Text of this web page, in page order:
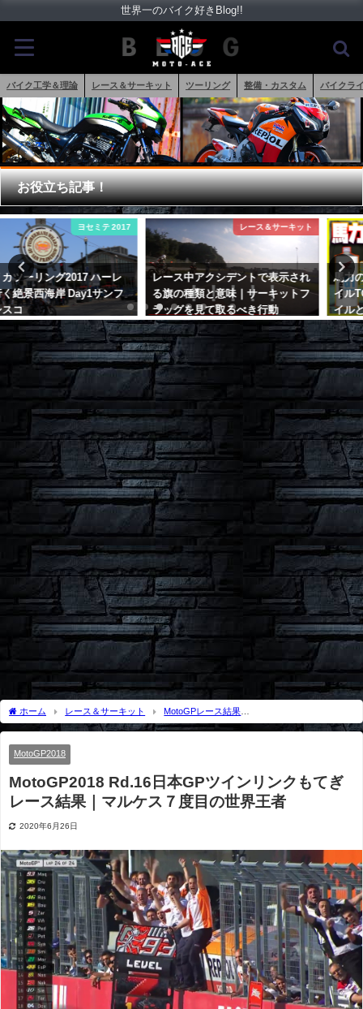
世界一のバイク好きBlog!!
バイク工学＆理論 レース＆サーキット ツーリング 整備・カスタム バイクラ
お役立ち記事！
レース＆サーキット
レース中アクシデントで表示され
る旗の種類と意味｜サーキットフ
ラッグを見て取るべき行動
2017年9月13日
バイク工学＆理論
馬力の上がるバイク用エンジンオ
イルTOP5！10馬力アップのXオ
イルとは？
2023年4月6日
ホーム レース＆サーキット
MotoGPレース結果
MotoGP2018
MotoGP2018 Rd.16日本GPツインリンクもてぎレース結果｜マ
MotoGP2018
MotoGP2018 Rd.16日本GPツインリンクもてぎ
レース結果｜マルケス７度目の世界王者
2020年6月26日